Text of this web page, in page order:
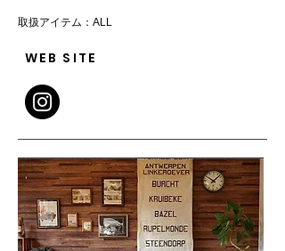
取扱アイテム：ALL
WEB SITE